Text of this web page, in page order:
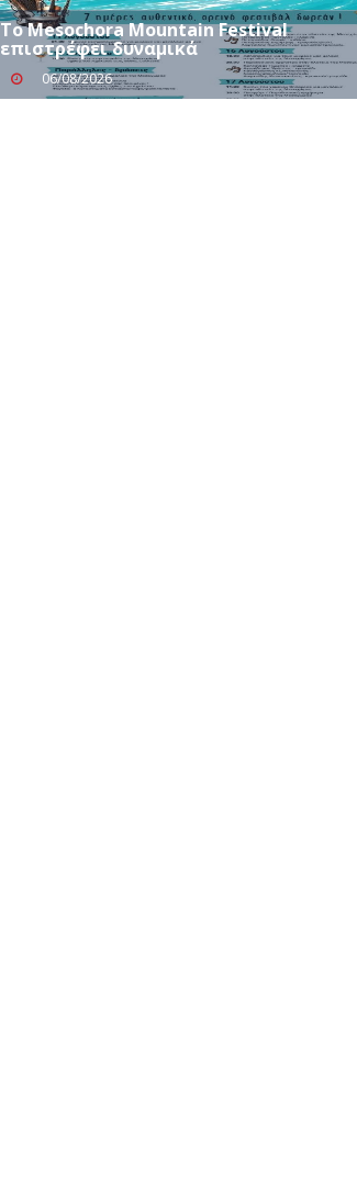
Το Mesochora Mountain Festival
επιστρέφει δυναμικά
06/08/2026